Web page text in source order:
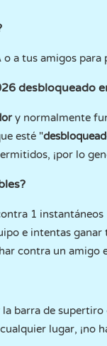
a tus amigos
desbloqueado
y normalmente
esté "
¡por lo
1 instantáneos
e intentas
contra un amigo
barra de supertiro
lugar, ¡no